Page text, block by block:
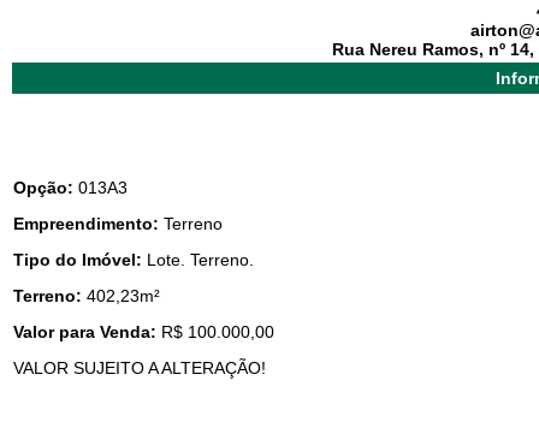
Rua Nereu Ramos, nº
Opção: 013A3
Empreendimento: Terreno
Tipo do Imóvel: Lote. Terreno.
Terreno: 402,23m²
Valor para Venda: R$ 100.000,00
VALOR SUJEITO A ALTERAÇÃO!